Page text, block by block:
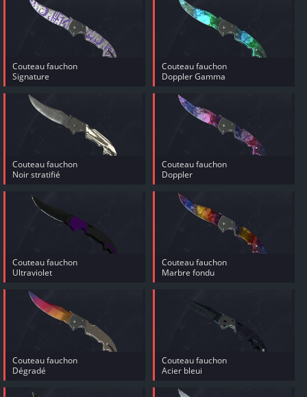
Couteau fauchon
Signature
Couteau fauchon
Doppler Gamma
Couteau fauchon
Noir stratifié
Couteau fauchon
Doppler
Couteau fauchon
Ultraviolet
Couteau fauchon
Marbre fondu
Couteau fauchon
Dégradé
Couteau fauchon
Acier bleui